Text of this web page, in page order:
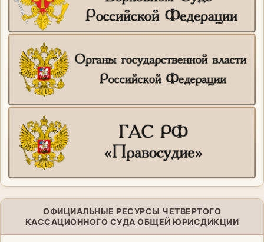
ОФИЦИАЛЬНЫЕ РЕСУРСЫ ЧЕТВЕРТОГО
КАССАЦИОННОГО СУДА ОБЩЕЙ ЮРИСДИКЦИИ